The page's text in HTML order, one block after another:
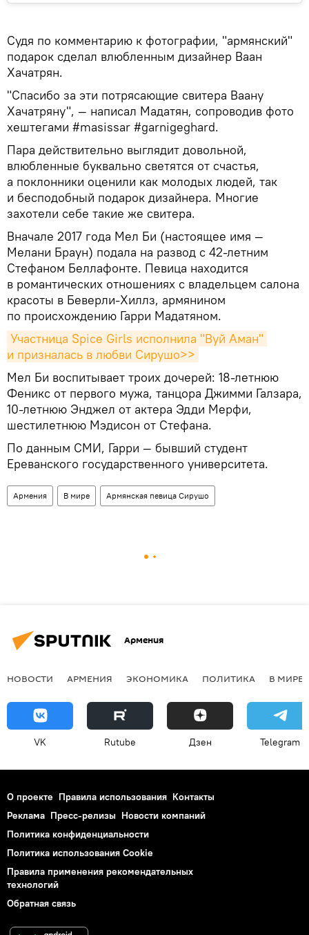
Судя по комментарию к фотографии, "армянский"
подарок сделал влюбленным дизайнер Ваан
Хачатрян.
"Спасибо за эти потрясающие свитера Ваану
Хачатряну", — написал Мадатян, сопроводив фото
хештегами #masissar #garnigeghard.
Пара действительно выглядит довольной,
влюбленные буквально светятся от счастья,
а поклонники оценили как молодых людей, так
и бесподобный подарок дизайнера. Многие
захотели себе такие же свитера.
Вначале 2017 года Мел Би (настоящее имя —
Мелани Браун) подала на развод с 42-летним
Стефаном Беллафонте. Певица находится
в романтических отношениях с владельцем салона
красоты в Беверли-Хиллз, армянином
по происхождению Гарри Мадатяном.
Участница Spice Girls исполнила "Вуй Аман"
и призналась в любви Сирушо>>
Мел Би воспитывает троих дочерей: 18-летнюю
Феникс от первого мужа, танцора Джимми Галзара,
10-летнюю Энджел от актера Эдди Мерфи,
шестилетнюю Мэдисон от Стефана.
По данным СМИ, Гарри — бывший студент
Ереванского государственного университета.
Армения В мире Армянская певица Сирушо
Армения
НОВОСТИ АРМЕНИЯ ЭКОНОМИКА ПОЛИТИКА В МИРЕ
VK Rutube Дзен Telegram
О проекте Правила использования Контакты
Реклама Пресс-релизы Новости компаний
Политика конфиденциальности
Политика использования Cookie
Правила применения рекомендательных
технологий
Обратная связь